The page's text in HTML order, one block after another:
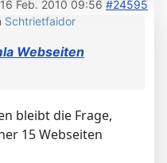
16 Feb. 2010 09:56 #24595
Schtrietfaidor
Webseiten
bleibt die Frage,
15 Webseiten